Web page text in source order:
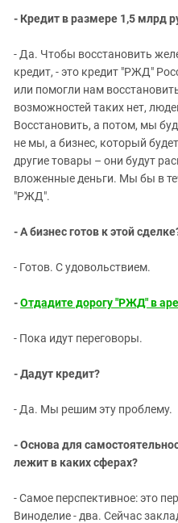
- Кредит в размере 1,5 млрд
- Да. Чтобы восстановить
кредит, - это кредит "РЖД"
или помогли нам
возможностей таких нет,
Восстановить, а потом, мы
не мы, а бизнес, который
другие товары – они будут
вложенные деньги. Мы бы в
"РЖД".
- А бизнес готов к этой
- Готов. С удовольствием.
-Отдадите дорогу "РЖД" в
- Пока идут переговоры.
- Дадут кредит?
- Да. Мы решим эту проблему.
- Основа для
лежит в каких сферах?
- Самое перспективное: это
Виноделие - два. Сейчас